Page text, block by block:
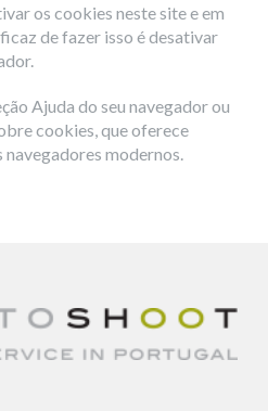
os cookies neste site e em
de fazer isso é desativar
Ajuda do seu navegador ou
cookies, que oferece
modernos.